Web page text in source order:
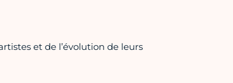
et de l’évolution de leurs